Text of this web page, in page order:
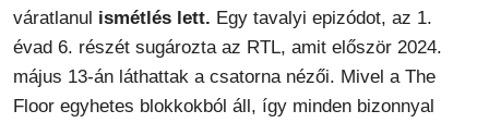
váratlanul ismétlés lett. Egy tavalyi epizódot, az 1.
évad 6. részét sugározta az RTL, amit először 2024.
május 13-án láthattak a csatorna nézői. Mivel a The
Floor egyhetes blokkokból áll, így minden bizonnyal